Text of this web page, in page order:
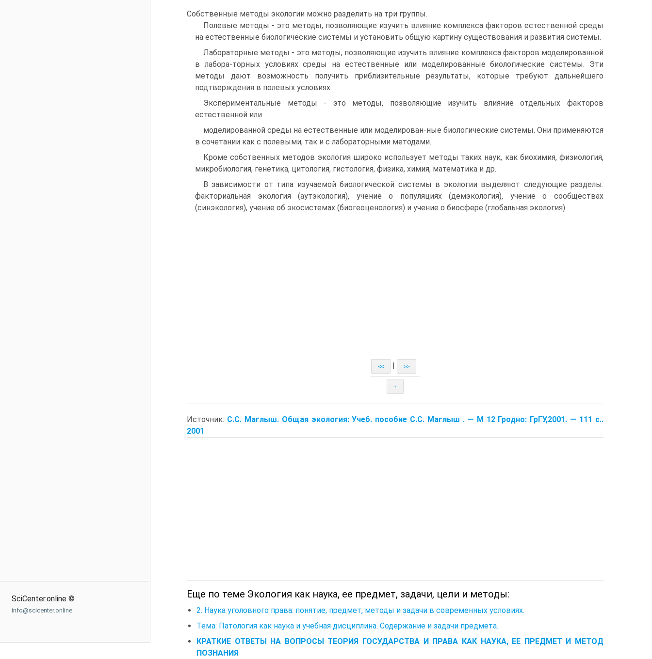
SciCenter.online ©
info@scicenter.online
Собственные методы экологии можно разделить на три группы.
Полевые методы - это методы, позволяющие изучить влияние комплекса факторов естественной среды
на естественные биологические системы и установить общую картину существования и развития системы.
Лабораторные методы - это методы, позволяющие изучить влияние комплекса факторов моделированной
в лабора-торных условиях среды на естественные или моделированные биологические системы. Эти
методы дают возможность получить приблизительные результаты, которые требуют дальнейшего
подтверждения в полевых условиях.
Экспериментальные методы - это методы, позволяющие изучить влияние отдельных факторов
естественной или
моделированной среды на естественные или моделирован-ные биологические системы. Они применяются
в сочетании как с полевыми, так и с лабораторными методами.
Кроме собственных методов экология широко использует методы таких наук, как биохимия, физиология,
микробиология, генетика, цитология, гистология, физика, химия, математика и др.
В зависимости от типа изучаемой биологической системы в экологии выделяют следующие разделы:
факториальная экология (аутэкология), учение о популяциях (демэкология), учение о сообществах
(синэкология), учение об экосистемах (биогеоценология) и учение о биосфере (глобальная экология).
<< >>
↑
Источник: С.С. Маглыш. Общая экология: Учеб. пособие С.С. Маглыш . — М 12 Гродно: ГрГУ,2001. — 111 с..
2001
Еще по теме Экология как наука, ее предмет, задачи, цели и методы:
2. Наука уголовного права: понятие, предмет, методы и задачи в современных условиях.
Тема: Патология как наука и учебная дисциплина. Содержание и задачи предмета.
КРАТКИЕ ОТВЕТЫ НА ВОПРОСЫ ТЕОРИЯ ГОСУДАРСТВА И ПРАВА КАК НАУКА, ЕЕ ПРЕДМЕТ И МЕТОД
ПОЗНАНИЯ